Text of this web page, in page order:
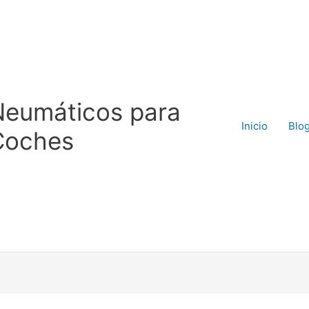
para
Inicio Blog